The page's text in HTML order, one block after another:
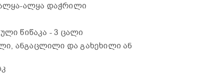
ალყა დაჭრილი
წიწაკა - 3 ცალი
ანგაცლილი და გახეხილი ან